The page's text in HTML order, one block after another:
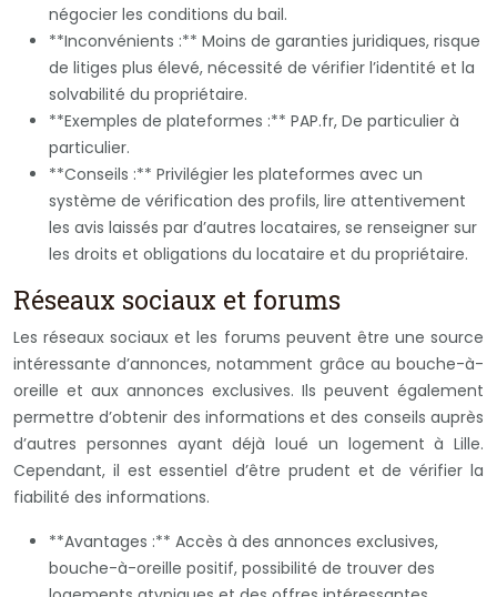
négocier les conditions du bail.
**Inconvénients :** Moins de garanties juridiques, risque
de litiges plus élevé, nécessité de vérifier l’identité et la
solvabilité du propriétaire.
**Exemples de plateformes :** PAP.fr, De particulier à
particulier.
**Conseils :** Privilégier les plateformes avec un
système de vérification des profils, lire attentivement
les avis laissés par d’autres locataires, se renseigner sur
les droits et obligations du locataire et du propriétaire.
Réseaux sociaux et forums
Les réseaux sociaux et les forums peuvent être une source
intéressante d’annonces, notamment grâce au bouche-à-
oreille et aux annonces exclusives. Ils peuvent également
permettre d’obtenir des informations et des conseils auprès
d’autres personnes ayant déjà loué un logement à Lille.
Cependant, il est essentiel d’être prudent et de vérifier la
fiabilité des informations.
**Avantages :** Accès à des annonces exclusives,
bouche-à-oreille positif, possibilité de trouver des